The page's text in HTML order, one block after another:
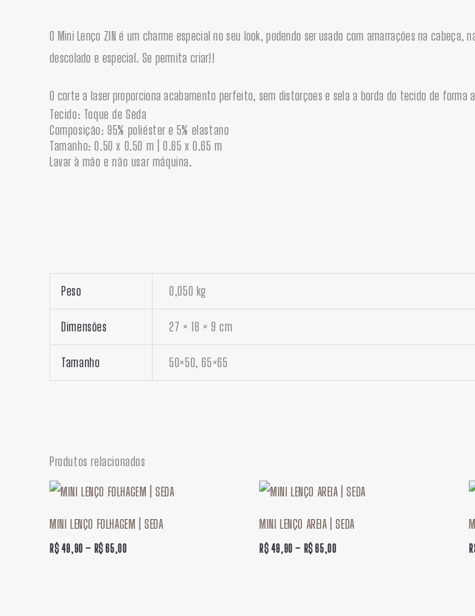
O Mini Lenço ZIN é um charme especial no seu look, podendo ser usado com amarrações na
descolado e especial. Se permita criar!!
O corte a laser proporciona acabamento perfeito, sem distorçoes e sela a borda do tecido de forma
Tecido: Toque de Seda
Composição: 95% poliéster e 5% elastano
Tamanho: 0.50 x 0.50 m | 0.65 x 0.65 m
Lavar à mão e não usar máquina.
Peso 0,050 kg
Dimensões 27 × 18 × 9 cm
Tamanho 50×50, 65×65
Produtos relacionados
MINI LENÇO FOLHAGEM | SEDA
R$49,90 – R$65,00
Faixa
preço:
R$ 49,90
através
MINI LENÇO AREIA | SEDA
R$49,90 – R$65,00
Faixa
de
preço:
R$ 49,90
através